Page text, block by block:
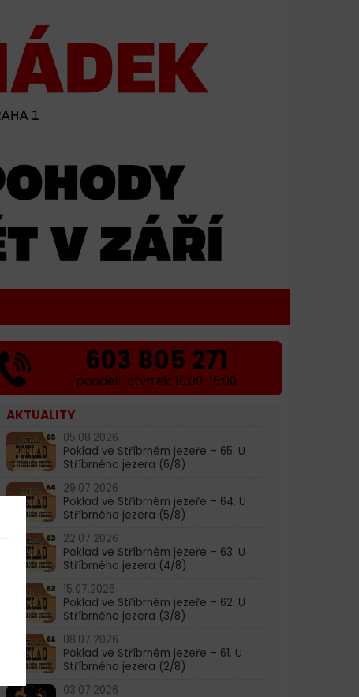
603 805 271
pondělí-čtvrtek: 10:00-16:00
AKTUALITY
05.08.2026
Poklad ve Stříbrném jezeře – 65. U
Stříbrného jezera (6/8)
29.07.2026
Poklad ve Stříbrném jezeře – 64. U
Stříbrného jezera (5/8)
22.07.2026
Poklad ve Stříbrném jezeře – 63. U
Stříbrného jezera (4/8)
15.07.2026
Poklad ve Stříbrném jezeře – 62. U
Stříbrného jezera (3/8)
08.07.2026
Poklad ve Stříbrném jezeře – 61. U
Stříbrného jezera (2/8)
03.07.2026